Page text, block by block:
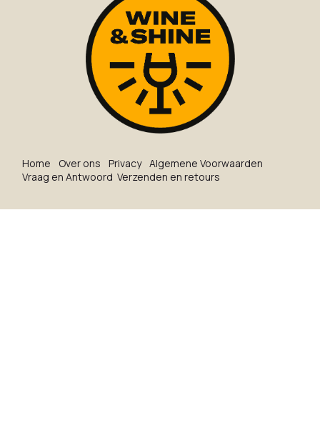
Ho​me O​ve​r on​s Privacy Algemene Voorwaarden
Vraag en Antwoord Verzenden en retours